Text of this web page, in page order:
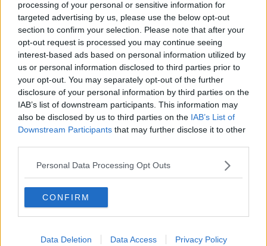
processing of your personal or sensitive information for
targeted advertising by us, please use the below opt-out
section to confirm your selection. Please note that after your
opt-out request is processed you may continue seeing
interest-based ads based on personal information utilized by
us or personal information disclosed to third parties prior to
your opt-out. You may separately opt-out of the further
disclosure of your personal information by third parties on the
IAB’s list of downstream participants. This information may
also be disclosed by us to third parties on the IAB’s List of
Downstream Participants that may further disclose it to other
Personal Data Processing Opt Outs
CONFIRM
Data Deletion Data Access Privacy Policy
Affossamento Ddl Zan, Arezzo scende in piazza
Nasce lo sportello di ascolto e accoglienza
LGBTI+
Assemblea affollata per il Toscana Pride
Apertura in grande stile per il "WhyNot¿"
"Piazzata d'Amore" contro l'omofobia
Arezzo si mobilita contro le discriminazioni
Articolo 3 per la valorizzazione delle differenze